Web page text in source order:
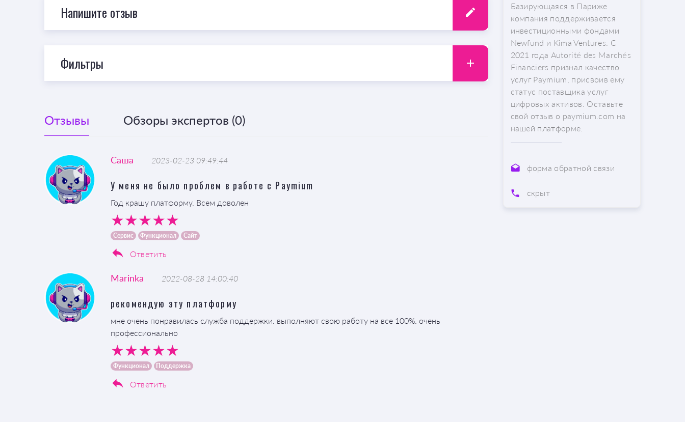
Напишите отзыв
Фильтры
Отзывы Обзоры экспертов (0)
Саша 2023-02-23 09:49:44
У меня не было проблем в работе c Paymium
Год крашу платформу. Всем доволен
Сервис Функционал Сайт
Ответить
Marinka 2022-08-28 14:00:40
рекомендую эту платформу
мне очень понравилась служба поддержки. выполняют свою работу на все 100%. очень
профессионально
Функционал Поддержка
Ответить
Базирующаяся в Париже
компания поддерживается
инвестиционными фондами
Newfund и Kima Ventures. С
2021 года Autorité des Marchés
Financiers признал качество
услуг Paymium, присвоив ему
статус поставщика услуг
цифровых активов. Оставьте
свой отзыв о paymium.com на
нашей платформе.
форма обратной связи
скрыт